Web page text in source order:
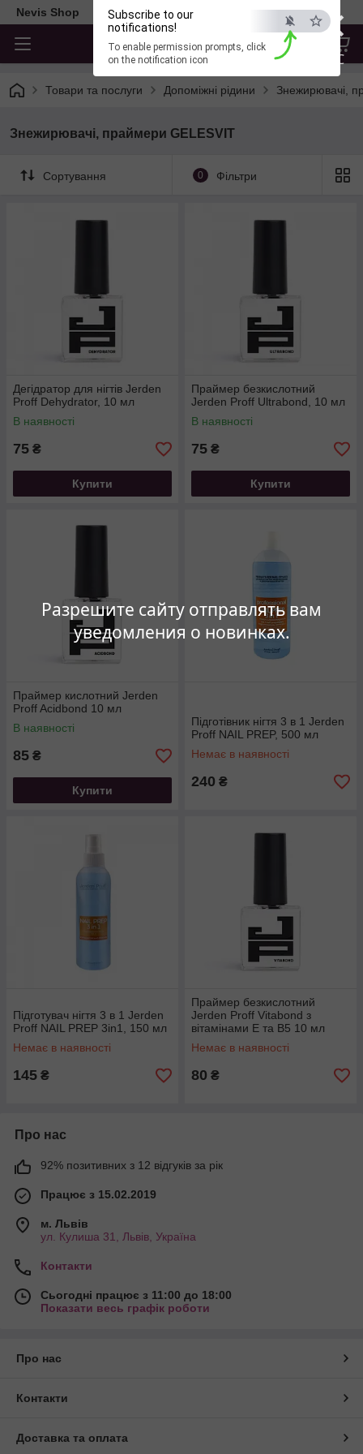
×
ESC
Разрешите сайту отправлять вам
уведомления о новинках.
Subscribe to our
notifications!
To enable permission prompts, click
on the notification icon
Nevis Shop
Товари та послуги Допоміжні рідини Знежирювачі,
Знежирювачі, праймери GELESVIT
Сортування 0 Фільтри
Дегідратор для нігтів Jerden
Proff Dehydrator, 10 мл
В наявності
75 ₴
Купити
Праймер безкислотний
Jerden Proff Ultrabond, 10 мл
В наявності
75 ₴
Купити
Праймер кислотний Jerden
Proff Acidbond 10 мл
В наявності
85 ₴
Купити
Підготівник нігтя 3 в 1 Jerden
Proff NAIL PREP, 500 мл
Немає в наявності
240 ₴
Підготувач нігтя 3 в 1 Jerden
Proff NAIL PREP 3in1, 150 мл
Немає в наявності
145 ₴
Праймер безкислотний
Jerden Proff Vitabond з
вітамінами Е та В5 10 мл
Немає в наявності
80 ₴
Про нас
92% позитивних з 12 відгуків за рік
Працює з 15.02.2019
м. Львів
ул. Кулиша 31, Львів, Україна
Контакти
Сьогодні працює з 11:00 до 18:00
Показати весь графік роботи
Про нас
Контакти
Доставка та оплата